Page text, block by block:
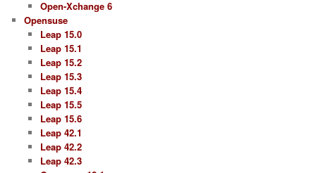
Open-Xchange 6
Opensuse
Leap 15.0
Leap 15.1
Leap 15.2
Leap 15.3
Leap 15.4
Leap 15.5
Leap 15.6
Leap 42.1
Leap 42.2
Leap 42.3